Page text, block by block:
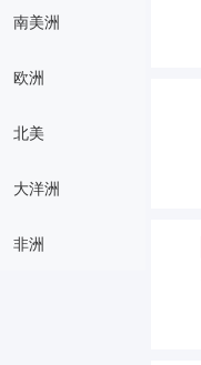
南美洲
欧洲
北美
大洋洲
非洲